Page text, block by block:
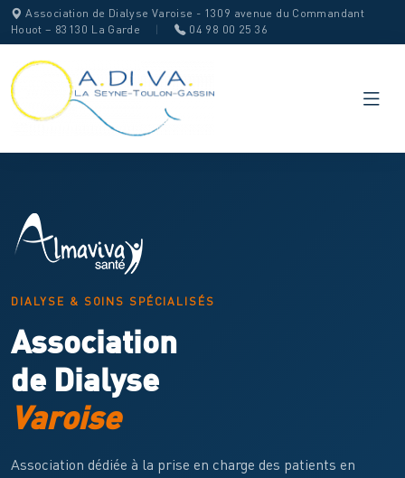
Association de Dialyse Varoise - 1309 avenue du Commandant
Houot – 83130 La Garde
04 98 00 25 36
DIALYSE & SOINS SPÉCIALISÉS
Association
de Dialyse
Varoise
Association dédiée à la prise en charge des patients en